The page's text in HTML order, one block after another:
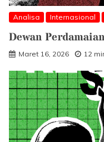
Analisa Internasional
Dewan
Maret 16, 2026 12